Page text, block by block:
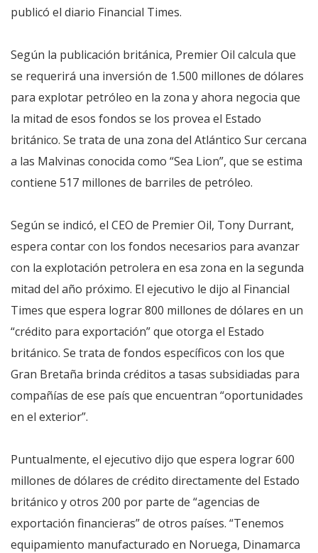
publicó el diario Financial Times.
Según la publicación británica, Premier Oil calcula que
se requerirá una inversión de 1.500 millones de dólares
para explotar petróleo en la zona y ahora negocia que
la mitad de esos fondos se los provea el Estado
británico. Se trata de una zona del Atlántico Sur cercana
a las Malvinas conocida como “Sea Lion”, que se estima
contiene 517 millones de barriles de petróleo.
Según se indicó, el CEO de Premier Oil, Tony Durrant,
espera contar con los fondos necesarios para avanzar
con la explotación petrolera en esa zona en la segunda
mitad del año próximo. El ejecutivo le dijo al Financial
Times que espera lograr 800 millones de dólares en un
“crédito para exportación” que otorga el Estado
británico. Se trata de fondos específicos con los que
Gran Bretaña brinda créditos a tasas subsidiadas para
compañías de ese país que encuentran “oportunidades
en el exterior”.
Puntualmente, el ejecutivo dijo que espera lograr 600
millones de dólares de crédito directamente del Estado
británico y otros 200 por parte de “agencias de
exportación financieras” de otros países. “Tenemos
equipamiento manufacturado en Noruega, Dinamarca